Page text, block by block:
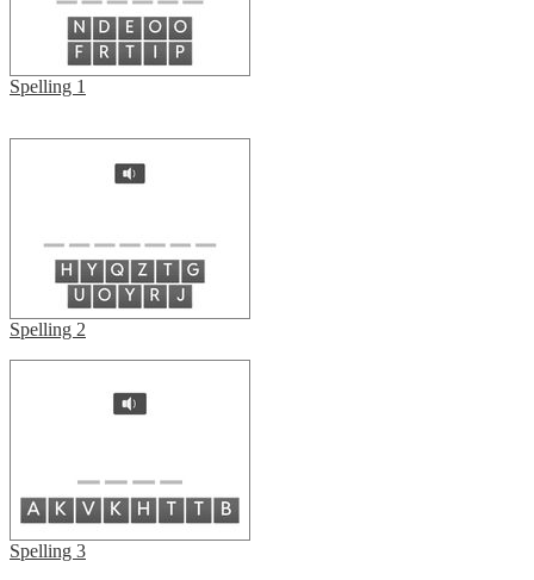
Spelling 1
Spelling 2
Spelling 3